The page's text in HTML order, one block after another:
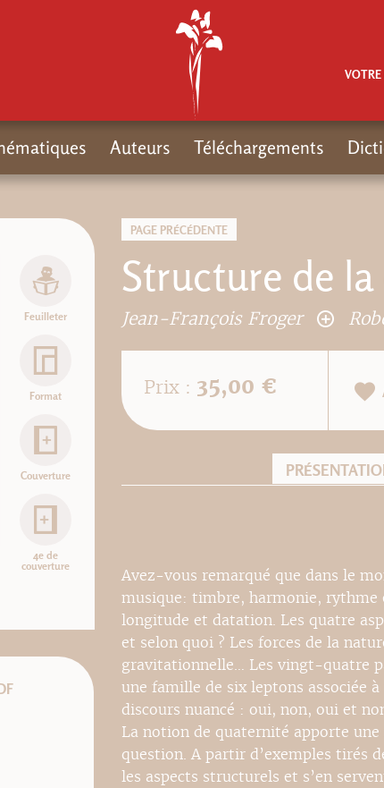
PAGE PRÉCÉDENTE
Structure de
Jean-François Froger
Feuilleter
Format
Couverture
4e de
couverture
Prix : 35,00 €
Avez-vous remarqué que dans le
musique: timbre, harmonie,
longitude et datation. Les quatre
et selon quoi ? Les forces de la
gravitationnelle… Les vingt-quatre
une famille de six leptons associée
discours nuancé : oui, non, oui et
La notion de quaternité apporte
question. A partir d’exemples tirés
les aspects structurels et s’en
VOTRE
Auteurs Téléchargements